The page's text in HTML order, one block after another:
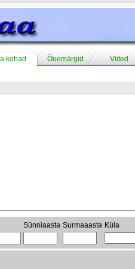
kohad Õuemärgid Viited
Sünniaasta Surmaaasta Küla